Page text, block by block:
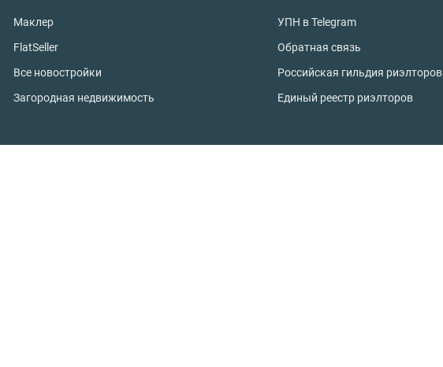
Маклер
FlatSeller
Все новостройки
Загородная недвижимость
УПН в Telegram
Обратная связь
Российская гильдия риэлторов
Единый реестр риэлторов